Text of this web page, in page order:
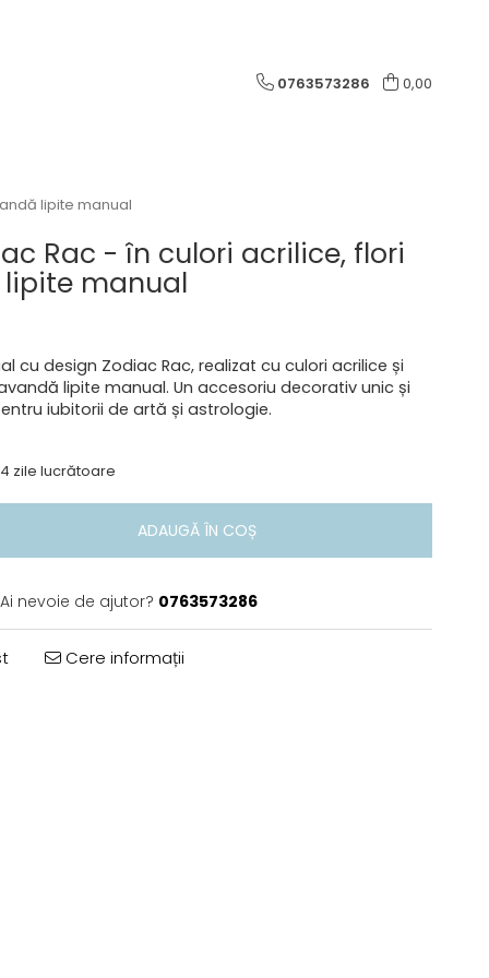
0763573286 0,00
lipite manual
Rac - în culori acrilice, flori
manual
cu design Zodiac Rac, realizat cu culori acrilice și
lipite manual. Un accesoriu decorativ unic și
iubitorii de artă și astrologie.
zile lucrătoare
ADAUGĂ ÎN COȘ
Ai nevoie de ajutor? 0763573286
Cere informații